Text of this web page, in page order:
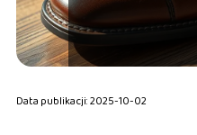
Data publikacji: 2025-10-02